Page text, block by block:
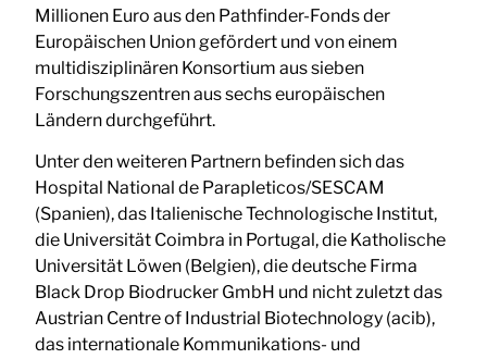
Millionen Euro aus den Pathfinder-Fonds der
Europäischen Union gefördert und von einem
multidisziplinären Konsortium aus sieben
Forschungszentren aus sechs europäischen
Ländern durchgeführt.
Unter den weiteren Partnern befinden sich das
Hospital National de Parapleticos/SESCAM
(Spanien), das Italienische Technologische Institut,
die Universität Coimbra in Portugal, die Katholische
Universität Löwen (Belgien), die deutsche Firma
Black Drop Biodrucker GmbH und nicht zuletzt das
Austrian Centre of Industrial Biotechnology (acib),
das internationale Kommunikations- und